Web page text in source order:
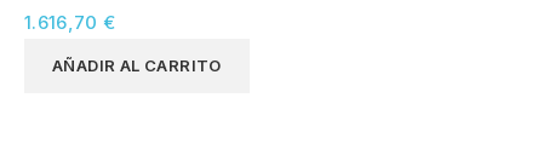
Mobercas eléctrica de 3
cuerpos (CE-2135-AR)
1.616,70 €
AÑADIR AL CARRITO